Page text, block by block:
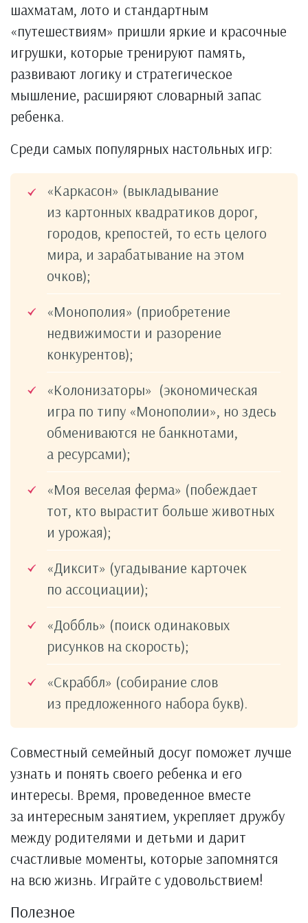
шахматам, лото и стандартным
«путешествиям» пришли яркие и красочные
игрушки, которые тренируют память,
развивают логику и стратегическое
мышление, расширяют словарный запас
ребенка.
Среди самых популярных настольных игр:
«Каркасон» (выкладывание
из картонных квадратиков дорог,
городов, крепостей, то есть целого
мира, и зарабатывание на этом
очков);
«Монополия» (приобретение
недвижимости и разорение
конкурентов);
«Колонизаторы» (экономическая
игра по типу «Монополии», но здесь
обмениваются не банкнотами,
а ресурсами);
«Моя веселая ферма» (побеждает
тот, кто вырастит больше животных
и урожая);
«Диксит» (угадывание карточек
по ассоциации);
«Доббль» (поиск одинаковых
рисунков на скорость);
«Скраббл» (собирание слов
из предложенного набора букв).
Совместный семейный досуг поможет лучше
узнать и понять своего ребенка и его
интересы. Время, проведенное вместе
за интересным занятием, укрепляет дружбу
между родителями и детьми и дарит
счастливые моменты, которые запомнятся
на всю жизнь. Играйте с удовольствием!
Полезное